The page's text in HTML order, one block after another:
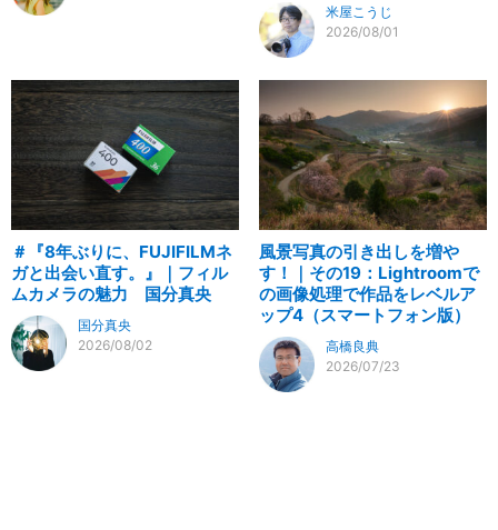
米屋こうじ
2026/08/01
＃『8年ぶりに、FUJIFILMネ
ガと出会い直す。』｜フィル
ムカメラの魅力 国分真央
国分真央
2026/08/02
風景写真の引き出しを増や
す！｜その19：Lightroomで
の画像処理で作品をレベルア
ップ4（スマートフォン版）
高橋良典
2026/07/23